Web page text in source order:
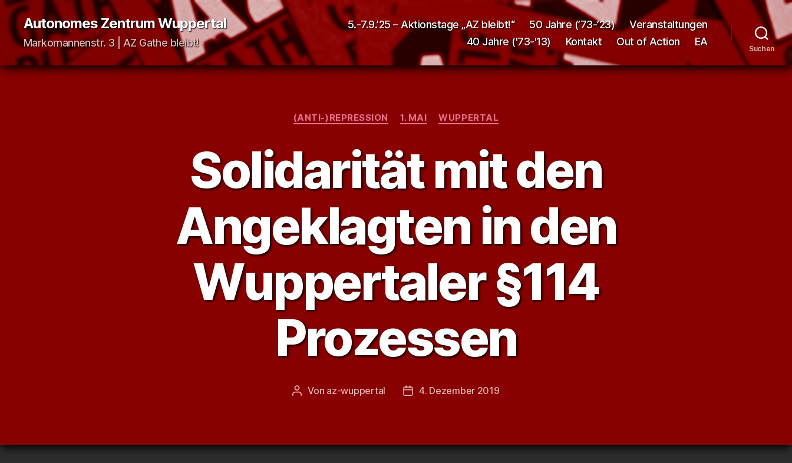
Autonomes Zentrum Wuppertal
Markomannenstr. 3 | AZ Gathe bleibt!
5.-7.9.’25 – Aktionstage „AZ bleibt!“ 50 Jahre (’73-’23)
Veranstaltungen
40 Jahre ('73-'13)
Kontakt Out of Action EA
Suchen
Kategorien
(ANTI-)REPRESSION 1. MAI WUPPERTAL
Solidarität mit den
Angeklagten in den
Wuppertaler §114
Prozessen
Beitragsautor
Von az-wuppertal Veröffentlichungsdatum
4. Dezember 2019